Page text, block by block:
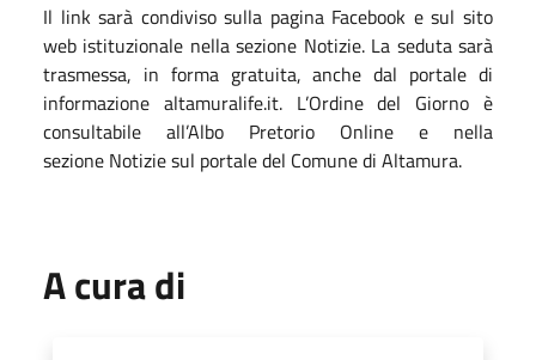
Il link sarà condiviso sulla pagina Facebook e sul sito
web istituzionale nella sezione Notizie. La seduta sarà
trasmessa, in forma gratuita, anche dal portale di
informazione altamuralife.it. L’Ordine del Giorno è
consultabile all’Albo Pretorio Online e nella
sezione Notiziesul portale del Comune di Altamura.
A cura di